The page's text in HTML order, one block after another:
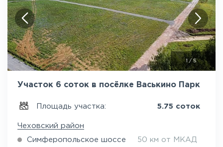
1/5
Участок 6 соток в посёлке Васькино Парк
Площадь участка: 5.75 соток
Чеховский район
Симферопольское шоссе 50 км от МКАД